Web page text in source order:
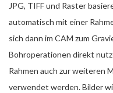
JPG, TIFF und Raster
automatisch mit einer
sich dann im CAM zum
Bohroperationen direkt
Rahmen auch zur weiteren
verwendet werden. Bilder